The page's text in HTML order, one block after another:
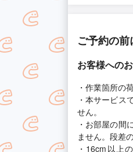
ご予約の前
お客様への
・作業箇所の
・本サービス
せん。
・お部屋の間
ません。段差
・16cm以上